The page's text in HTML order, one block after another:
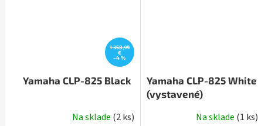
1 358,99
€
–4 %
Yamaha CLP-825 Black
Na sklade (2 ks)
Yamaha CLP-825 White
(vystavené)
Na sklade (1 ks)